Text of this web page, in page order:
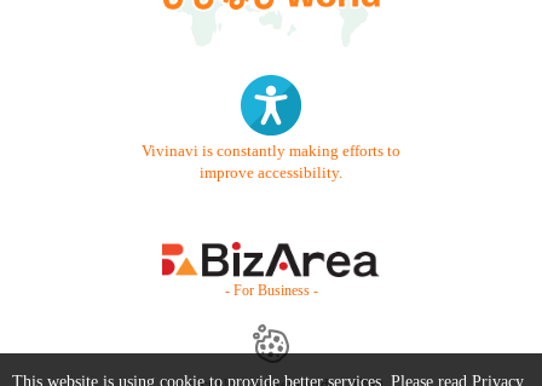
Vivinavi is constantly making efforts to
improve accessibility.
- For Business -
This website is using cookie to provide better services. Please read Privacy